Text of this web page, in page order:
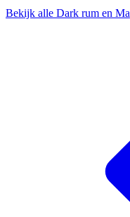
Bekijk alle Dark rum en